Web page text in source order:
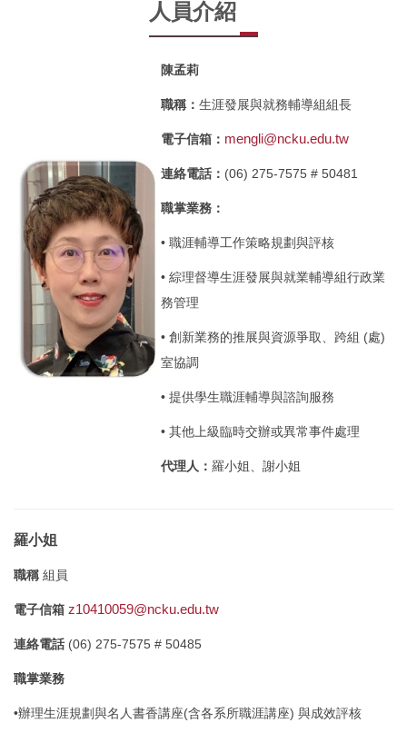
人員介紹
陳孟莉
職稱： 生涯發展與就務輔導組組長
電子信箱： mengli@ncku.edu.tw
連絡電話： (06) 275-7575 # 50481
職掌業務：
• 職涯輔導工作策略規劃與評核
• 綜理督導生涯發展與就業輔導組行政業
務管理
• 創新業務的推展與資源爭取、跨組 (處)
室協調
• 提供學生職涯輔導與諮詢服務
• 其他上級臨時交辦或異常事件處理
代理人： 羅小姐、謝小姐
羅小姐
職稱 組員
電子信箱 z10410059@ncku.edu.tw
連絡電話 (06) 275-7575 # 50485
職掌業務
•辦理生涯規劃與名人書香講座(含各系所職涯講座) 與成效評核